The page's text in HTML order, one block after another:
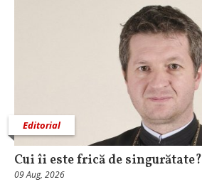
Editorial
Cui îi este frică de singurătate?
09 Aug, 2026